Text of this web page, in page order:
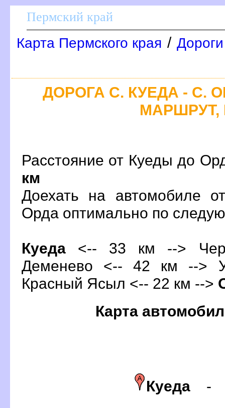
Пермский край
Карта Пермского края /
ДОРОГА С. КУЕДА - С.
МАРШРУТ,
Расстояние от Куеды до
км
Доехать на автомобиле
Орда оптимально по
Куеда <-- 33 км -->
Деменево <-- 42 км -->
Красный Ясыл <-- 22 км -->
Карта
Куеда